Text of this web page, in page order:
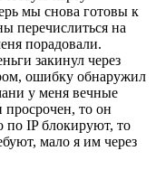
мы снова готовы к
перечислиться на
порадовали.
закинул через
ошибку обнаружил
у меня вечные
просрочен, то он
по IP блокируют, то
мало я им через